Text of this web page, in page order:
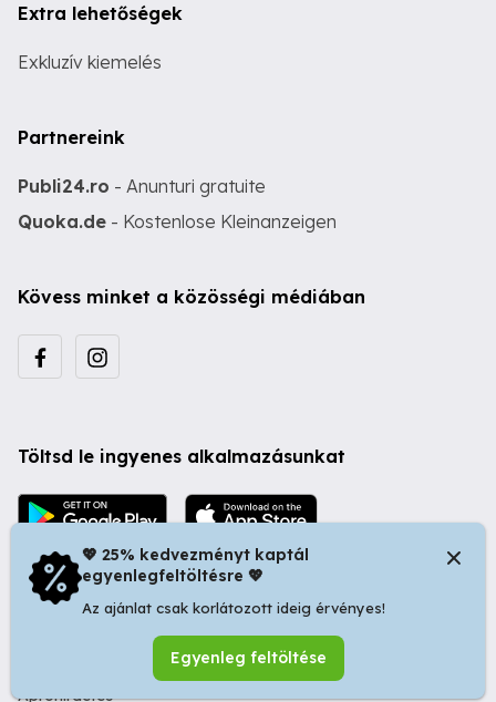
Extra lehetőségek
Exkluzív kiemelés
Partnereink
Publi24.ro - Anunturi gratuite
Quoka.de - Kostenlose Kleinanzeigen
Kövess minket a közösségi médiában
Töltsd le ingyenes alkalmazásunkat
© 2026 Startapró S.R.L. | Bulevardul Dacia nr 34, Oradea
410346, Romania | Tax ID: RO44483373 -
Ingyenes
Apróhirdetés
💖 25% kedvezményt kaptál
egyenlegfeltöltésre 💖
Az ajánlat csak korlátozott ideig érvényes!
Egyenleg feltöltése